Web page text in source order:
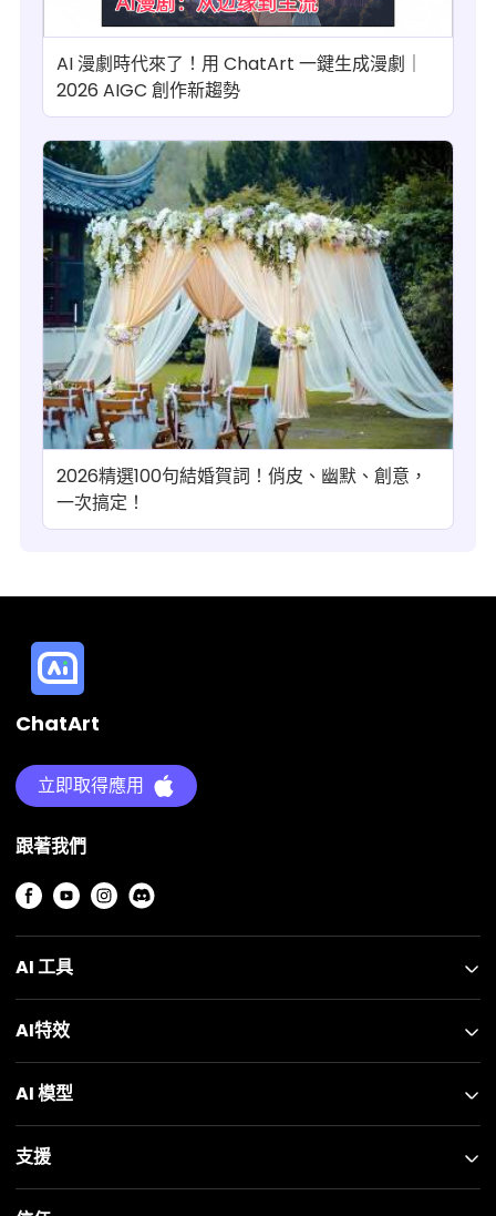
AI 漫劇時代來了！用 ChatArt 一鍵生成漫劇｜
2026 AIGC 創作新趨勢
2026精選100句結婚賀詞！俏皮、幽默、創意，
一次搞定！
ChatArt
立即取得應用
跟著我們
AI 工具
AI特效
AI 模型
支援